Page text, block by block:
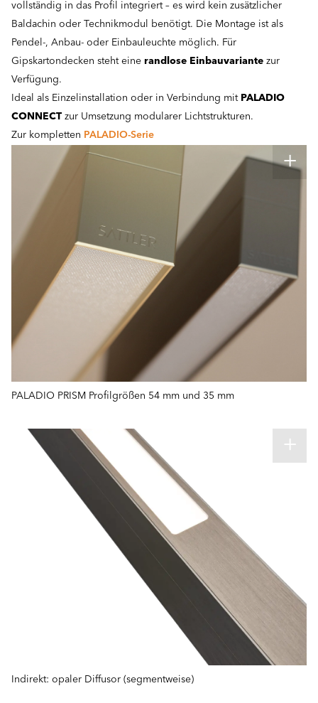
vollständig in das Profil integriert – es wird kein zusätzlicher
Baldachin oder Technikmodul benötigt. Die Montage ist als
Pendel-, Anbau- oder Einbauleuchte möglich. Für
Gipskartondecken steht eine randlose Einbauvariante zur
Verfügung.
Ideal als Einzelinstallation oder in Verbindung mit PALADIO
CONNECT zur Umsetzung modularer Lichtstrukturen.
Zur kompletten PALADIO-Serie
PALADIO PRISM Profilgrößen 54 mm und 35 mm
Indirekt: opaler Diffusor (segmentweise)